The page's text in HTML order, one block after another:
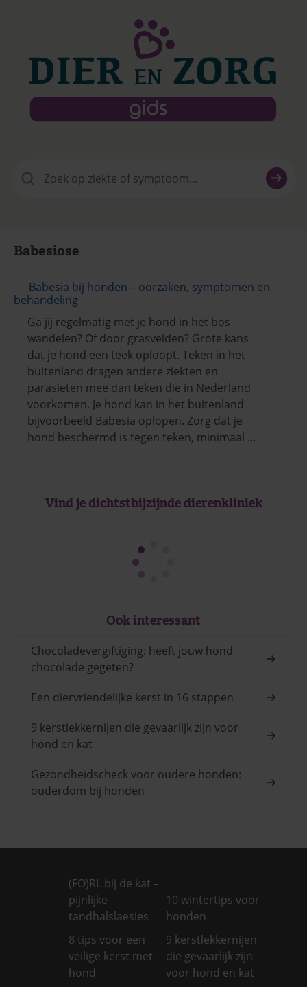
naar:
Babesiose
Babesia bij honden – oorzaken, symptomen en
behandeling
Ga jij regelmatig met je hond in het bos
wandelen? Of door grasvelden? Grote kans
dat je hond een teek oploopt. Teken in het
buitenland dragen andere ziekten en
parasieten mee dan teken die in Nederland
voorkomen. Je hond kan in het buitenland
bijvoorbeeld Babesia oplopen. Zorg dat je
hond beschermd is tegen teken, minimaal …
Vind je dichtstbijzijnde dierenkliniek
Ook interessant
Chocoladevergiftiging: heeft jouw hond
chocolade gegeten?
Een diervriendelijke kerst in 16 stappen
9 kerstlekkernijen die gevaarlijk zijn voor
hond en kat
Gezondheidscheck voor oudere honden:
ouderdom bij honden
(FO)RL bij de kat –
pijnlijke
tandhalslaesies
10 wintertips voor
honden
8 tips voor een
veilige kerst met
hond
9 kerstlekkernijen
die gevaarlijk zijn
voor hond en kat